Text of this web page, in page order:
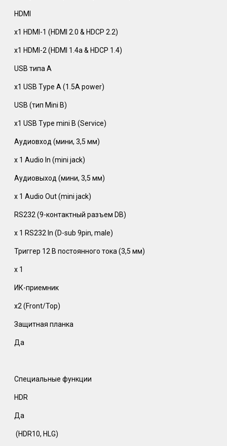
HDMI
x1 HDMI-1 (HDMI 2.0 & HDCP 2.2)
x1 HDMI-2 (HDMI 1.4a & HDCP 1.4)
USB типа A
x1 USB Type A (1.5A power)
USB (тип Mini B)
x1 USB Type mini B (Service)
Аудиовход (мини, 3,5 мм)
x 1 Audio In (mini jack)
Аудиовыход (мини, 3,5 мм)
x 1 Audio Out (mini jack)
RS232 (9-контактный разъем DB)
x 1 RS232 In (D-sub 9pin, male)
Триггер 12 В постоянного тока (3,5 мм)
x 1
ИК-приемник
x2 (Front/Top)
Защитная планка
Да
Специальные функции
HDR
Да
(HDR10, HLG)